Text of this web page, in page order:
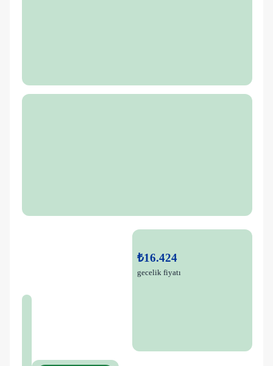
₺16.424
gecelik fiyatı